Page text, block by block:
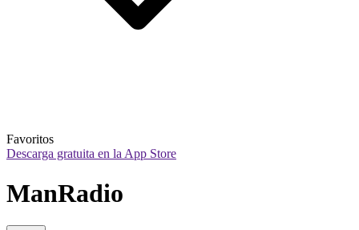
Favoritos
Descarga gratuita en la App Store
ManRadio